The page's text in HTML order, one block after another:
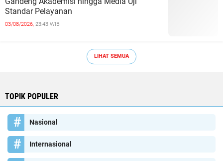
Standar Pelayanan
03/08/2026, 23:43 WIB
LIHAT SEMUA
TOPIK POPULER
Nasional
Internasional